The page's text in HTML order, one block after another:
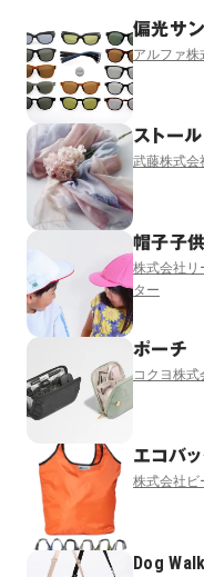
偏光サ
アルファ株
ストール
武藤株式会
帽子子供
株式会社リ
ター
ポーチ
コクヨ株式
エコバ
株式会社ビ
Dog